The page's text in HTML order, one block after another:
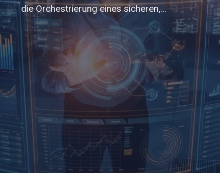
die Orchestrierung eines sicheren,…